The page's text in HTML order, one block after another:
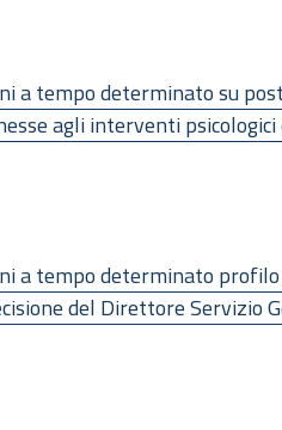
a tempo determinato su
agli interventi
a tempo determinato
del Direttore Servizio